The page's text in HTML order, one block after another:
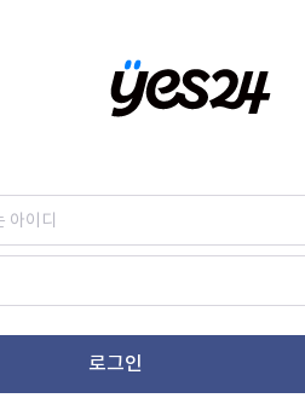
로그인